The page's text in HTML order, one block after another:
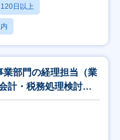
日以上
業部門の経理担当（業
計・税務処理検討、